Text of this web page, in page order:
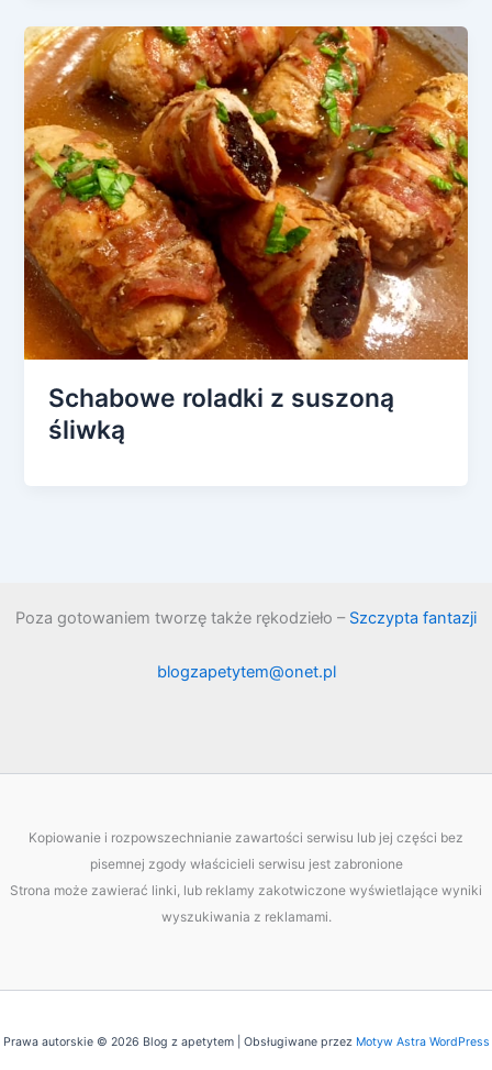
Schabowe roladki z suszoną
śliwką
Poza gotowaniem tworzę także rękodzieło –Szczypta fantazji
blogzapetytem@onet.pl
Kopiowanie i rozpowszechnianie zawartości serwisu lub jej części bez
pisemnej zgody właścicieli serwisu jest zabronione
Strona może zawierać linki, lub reklamy zakotwiczone wyświetlające wyniki
wyszukiwania z reklamami.
Prawa autorskie © 2026 Blog z apetytem | Obsługiwane przez Motyw Astra WordPress